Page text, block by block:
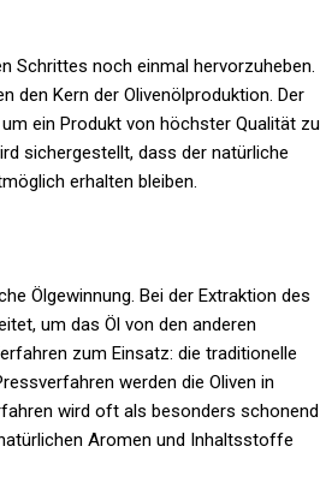
Schrittes noch einmal hervorzuheben.
den Kern der Olivenölproduktion. Der
ein Produkt von höchster Qualität zu
sichergestellt, dass der natürliche
erhalten bleiben.
Ölgewinnung. Bei der Extraktion des
um das Öl von den anderen
zum Einsatz: die traditionelle
werden die Oliven in
wird oft als besonders schonend
Aromen und Inhaltsstoffe